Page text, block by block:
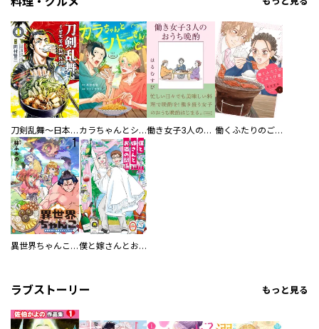
刀剣乱舞～日本号つれづれ酒～ カラちゃんとシトーさんと、 【分冊版】 働き女子3人のおうち晩酌 働くふたりのごほうび飯
異世界ちゃんこ～横綱目前に召喚されたんだが～ 【連載版】 僕と嫁さんとお酒の関係
ラブストーリー もっと見る